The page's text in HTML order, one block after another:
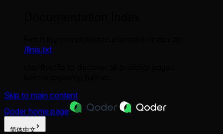
/llms.txt
Skip to main content
Qoder home page
简体中文